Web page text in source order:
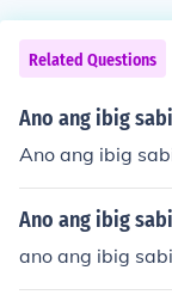
Related Questions
Ano ang ibig
Ano ang ibig
Ano ang ibig
ano ang ibig